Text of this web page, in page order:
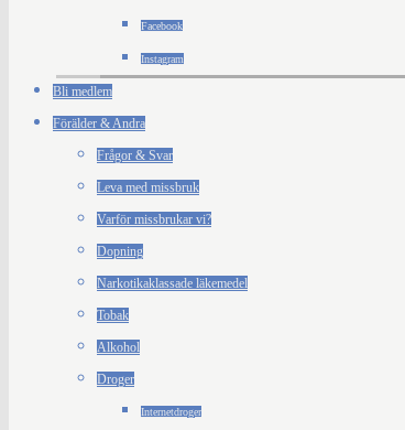
Facebook
Instagram
Bli medlem
Förälder & Andra
Frågor & Svar
Leva med missbruk
Varför missbrukar vi?
Dopning
Narkotikaklassade läkemedel
Tobak
Alkohol
Droger
Internetdroger